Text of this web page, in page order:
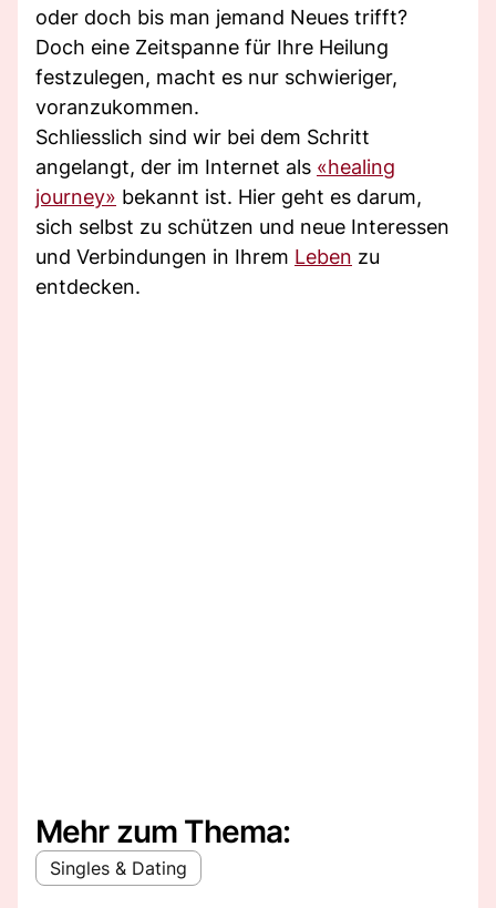
oder doch bis man jemand Neues trifft?
Doch eine Zeitspanne für Ihre Heilung
festzulegen, macht es nur schwieriger,
voranzukommen.
Schliesslich sind wir bei dem Schritt
angelangt, der im Internet als «healing
journey» bekannt ist. Hier geht es darum,
sich selbst zu schützen und neue Interessen
und Verbindungen in Ihrem Leben zu
entdecken.
Mehr zum Thema:
Singles & Dating